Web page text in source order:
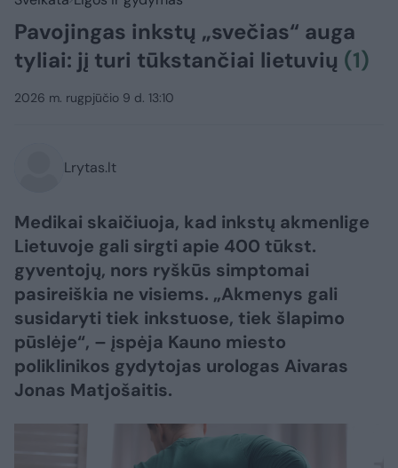
Pavojingas inkstų „svečias“ auga
tyliai: jį turi tūkstančiai lietuvių (1)
2026 m. rugpjūčio 9 d. 13:10
Lrytas.lt
Medikai skaičiuoja, kad inkstų akmenlige
Lietuvoje gali sirgti apie 400 tūkst.
gyventojų, nors ryškūs simptomai
pasireiškia ne visiems. „Akmenys gali
susidaryti tiek inkstuose, tiek šlapimo
pūslėje“, – įspėja Kauno miesto
poliklinikos gydytojas urologas Aivaras
Jonas Matjošaitis.